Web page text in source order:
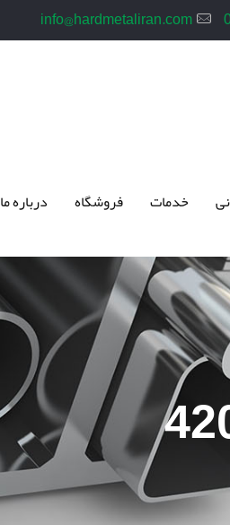
info@hardmetaliran.com
خدمات فروشگاه درباره ما